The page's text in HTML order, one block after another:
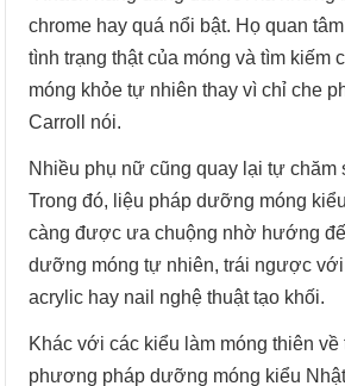
chrome hay quá nổi bật. Họ quan
tình trạng thật của móng và tìm kiếm
móng khỏe tự nhiên thay vì chỉ che
Carroll nói.
Nhiều phụ nữ cũng quay lại tự chăm
Trong đó, liệu pháp dưỡng móng
càng được ưa chuộng nhờ hướng
dưỡng móng tự nhiên, trái ngược
acrylic hay nail nghệ thuật tạo khối.
Khác với các kiểu làm móng thiên về
phương pháp dưỡng móng kiểu